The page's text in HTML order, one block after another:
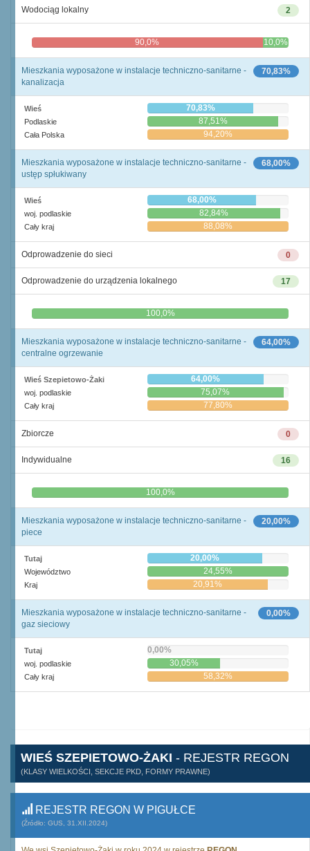
2
Wodociąg lokalny
90,0% 10,0%
70,83%
Mieszkania wyposażone w instalacje techniczno-sanitarne -
kanalizacja
Wieś 70,83%
Podlaskie 87,51%
Cała Polska 94,20%
68,00%
Mieszkania wyposażone w instalacje techniczno-sanitarne -
ustęp spłukiwany
Wieś 68,00%
woj. podlaskie 82,84%
Cały kraj 88,08%
0
Odprowadzenie do sieci
17
Odprowadzenie do urządzenia lokalnego
0,0% 100,0%
64,00%
Mieszkania wyposażone w instalacje techniczno-sanitarne -
centralne ogrzewanie
Wieś Szepietowo-Żaki 64,00%
woj. podlaskie 75,07%
Cały kraj 77,80%
0
Zbiorcze
16
Indywidualne
0,0% 100,0%
20,00%
Mieszkania wyposażone w instalacje techniczno-sanitarne -
piece
Tutaj 20,00%
Województwo 24,55%
Kraj 20,91%
0,00%
Mieszkania wyposażone w instalacje techniczno-sanitarne -
gaz sieciowy
Tutaj 0,00%
woj. podlaskie 30,05%
Cały kraj 58,32%
WIEŚ SZEPIETOWO-ŻAKI - REJESTR REGON
(KLASY WIELKOŚCI, SEKCJE PKD, FORMY PRAWNE)
REJESTR REGON W PIGUŁCE
(Źródło: GUS, 31.XII.2024)